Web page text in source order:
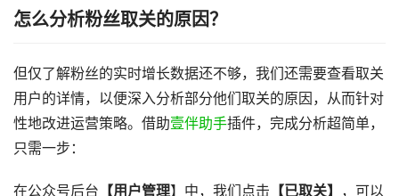
怎么分析粉丝取关的原因？
但仅了解粉丝的实时增长数据还不够，我们还需要查看取关
用户的详情，以便深入分析部分他们取关的原因，从而针对
性地改进运营策略。借助壹伴助手插件，完成分析超简单，
只需一步：
在公众号后台 【用户管理】中，我们点击 【已取关】
，可以